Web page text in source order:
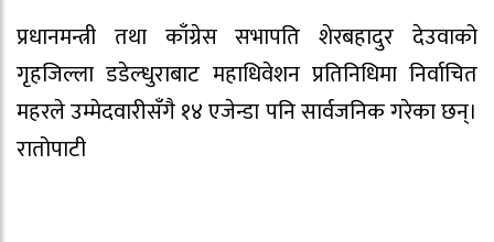
प्रधानमन्त्री तथा काँग्रेस सभापति शेरबहादुर देउवाको
गृहजिल्ला डडेल्धुराबाट महाधिवेशन प्रतिनिधिमा निर्वाचित
महरले उम्मेदवारीसँगै १४ एजेन्डा पनि सार्वजनिक गरेका छन्।
रातोपाटी